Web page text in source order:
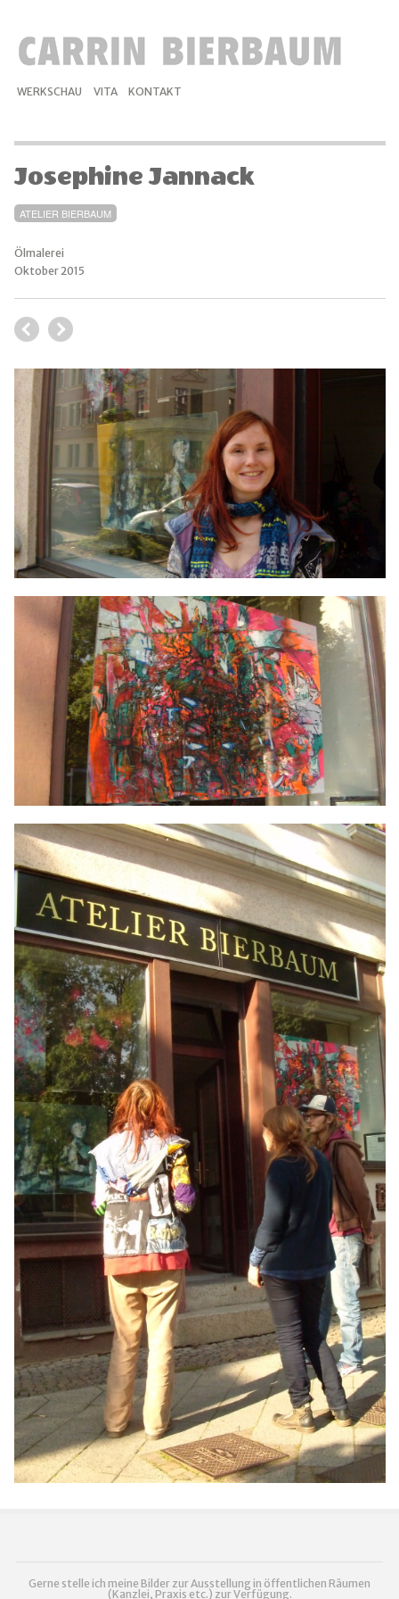
WERKSCHAU VITA KONTAKT
Josephine Jannack
ATELIER BIERBAUM
Ölmalerei
Oktober 2015
Gerne stelle ich meine Bilder zur Ausstellung in öffentlichen Räumen
(Kanzlei, Praxis etc.) zur Verfügung.